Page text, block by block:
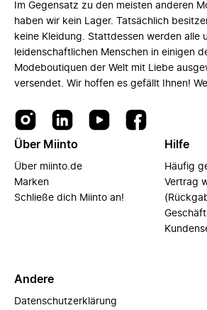
Im Gegensatz zu den meisten anderen
haben wir kein Lager. Tatsächlich
keine Kleidung. Stattdessen werden alle
leidenschaftlichen Menschen in einigen
Modeboutiquen der Welt mit Liebe
versendet. Wir hoffen es gefällt Ihnen!
Über Miinto
Über miinto.de
Marken
Schließe dich Miinto an!
Hilfe
Häufig
Vertrag
Andere
Datenschutzerklärung